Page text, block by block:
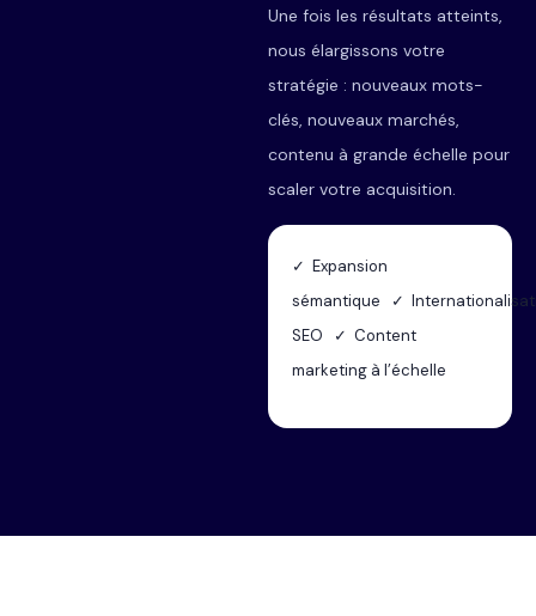
Une fois les résultats atteints,
nous élargissons votre
stratégie : nouveaux mots-
clés, nouveaux marchés,
contenu à grande échelle pour
scaler votre acquisition.
✓ Expansion
sémantique ✓
SEO ✓ Content
marketing à l’échelle